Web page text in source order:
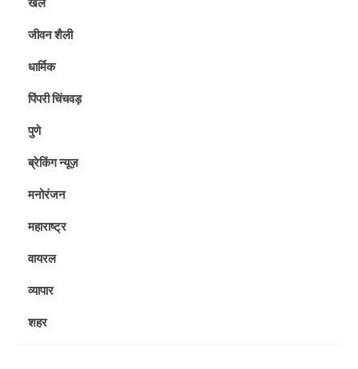
जीवन शैली
धार्मिक
पिंपरी चिंचवड़
पुणे
ब्रेकिंग न्यूज़
मनोरंजन
महाराष्ट्र
वायरल
व्यापार
शहर